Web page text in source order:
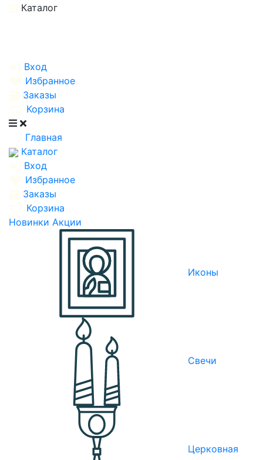
Каталог
Вход
Избранное
Заказы
Корзина
Главная
Каталог
Вход
Избранное
Заказы
Корзина
Новинки Акции
Иконы
Свечи
Церковная